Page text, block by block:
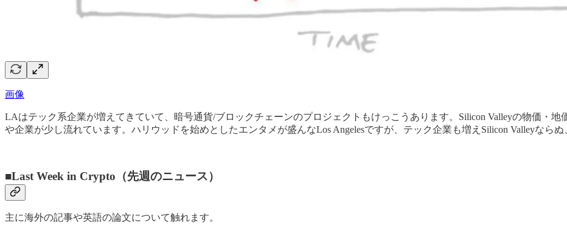
画像
LAはテック系企業が増えてきていて、暗号通貨/ブロックチェーンのプロジェクトもけっこうあります。Silicon Valleyの物価・地
や企業が少し流れています。ハリウッドを始めとしたエンタメが盛んなLos Angelesですが、テック企業も増えSilicon Valleyならぬ
■Last Week in Crypto（先週のニュース）
主に海外の記事や英語の論文について触れます。